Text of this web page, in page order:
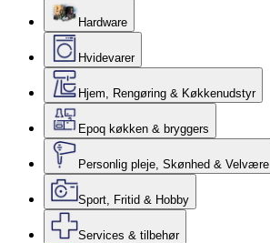
Hardware
Hvidevarer
Hjem, Rengøring & Køkkenudstyr
Epoq køkken & bryggers
Personlig pleje, Skønhed & Velvære
Sport, Fritid & Hobby
Services & tilbehør